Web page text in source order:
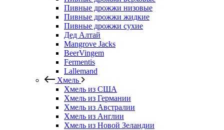
Пивные дрожжи низовые
Пивные дрожжи жидкие
Пивные дрожжи сухие
Дед Алтай
Mangrove Jacks
BeerVingem
Fermentis
Lallemand
Хмель
Хмель из США
Хмель из Германии
Хмель из Австралии
Хмель из Англии
Хмель из Новой Зеландии